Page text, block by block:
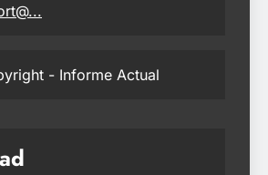
- Informe Actual